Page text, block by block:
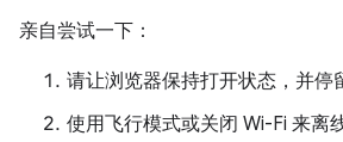
亲自尝试一下：
请让浏览器保持打开状态，并停
使用飞行模式或关闭 Wi-Fi 来离线